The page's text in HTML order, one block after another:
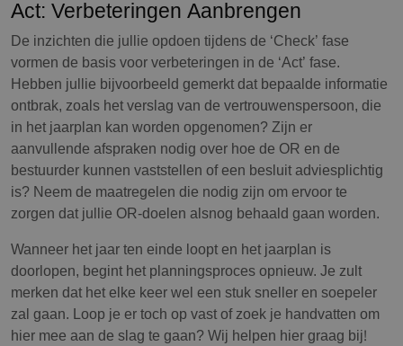
Act: Verbeteringen Aanbrengen
De inzichten die jullie opdoen tijdens de ‘Check’ fase
vormen de basis voor verbeteringen in de ‘Act’ fase.
Hebben jullie bijvoorbeeld gemerkt dat bepaalde informatie
ontbrak, zoals het verslag van de vertrouwenspersoon, die
in het jaarplan kan worden opgenomen? Zijn er
aanvullende afspraken nodig over hoe de OR en de
bestuurder kunnen vaststellen of een besluit adviesplichtig
is? Neem de maatregelen die nodig zijn om ervoor te
zorgen dat jullie OR-doelen alsnog behaald gaan worden.
Wanneer het jaar ten einde loopt en het jaarplan is
doorlopen, begint het planningsproces opnieuw. Je zult
merken dat het elke keer wel een stuk sneller en soepeler
zal gaan. Loop je er toch op vast of zoek je handvatten om
hier mee aan de slag te gaan? Wij helpen hier graag bij!